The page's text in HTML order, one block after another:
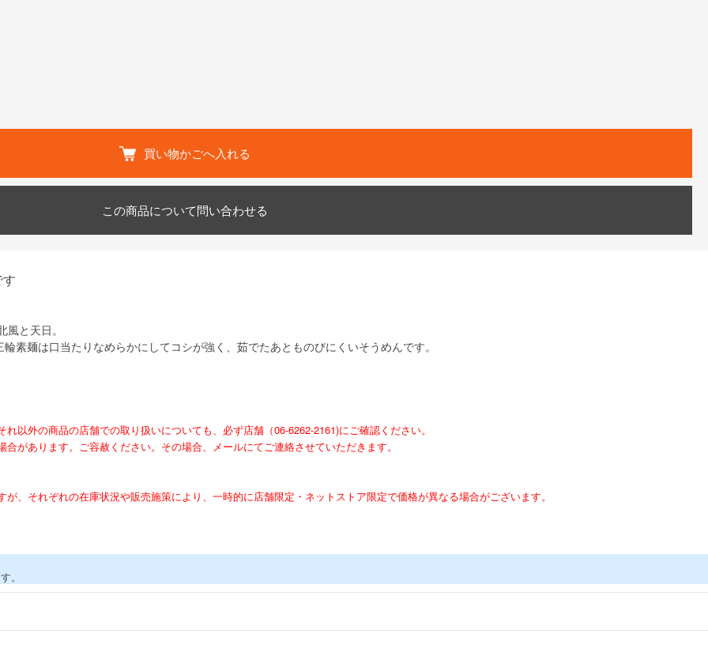
買い物かごへ入れる
この商品について問い合わせる
と天日。
素麺は口当たりなめらかにしてコシが強く、茹でたあとものびにくいそうめんです。
以外の商品の店舗での取り扱いについても、必ず店舗（06-6262-2161)にご確認ください。
があります。ご容赦ください。その場合、メールにてご連絡させていただきます。
、それぞれの在庫状況や販売施策により、一時的に店舗限定・ネットストア限定で価格が異なる場合がございます。
。